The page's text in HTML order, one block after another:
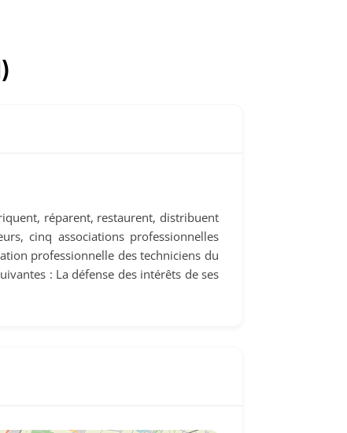
réparent, restaurent, distribuent
cinq associations professionnelles
professionnelle des techniciens du
: La défense des intérêts de ses